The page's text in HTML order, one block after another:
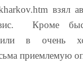
взял
Кроме
в очень
приемлемую